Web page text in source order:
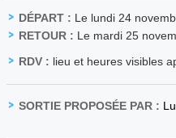
DÉPART : Le lundi 24
RETOUR : Le mardi 25
RDV : lieu et heures visibles
SORTIE PROPOSÉE PAR :